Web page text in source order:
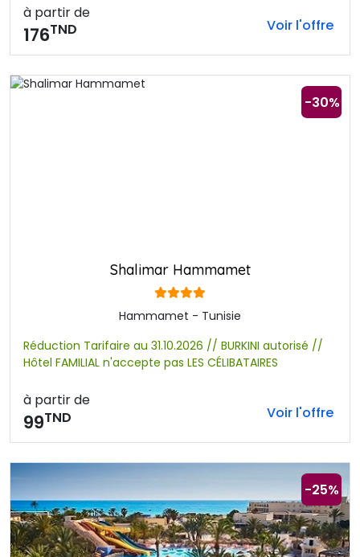
à partir de
176TND Voir l'offre
-30%
Shalimar Hammamet
Hammamet - Tunisie
Réduction Tarifaire au 31.10.2026 // BURKINI autorisé //
Hôtel FAMILIAL n'accepte pas LES CÉLIBATAIRES
à partir de
99TND Voir l'offre
-25%